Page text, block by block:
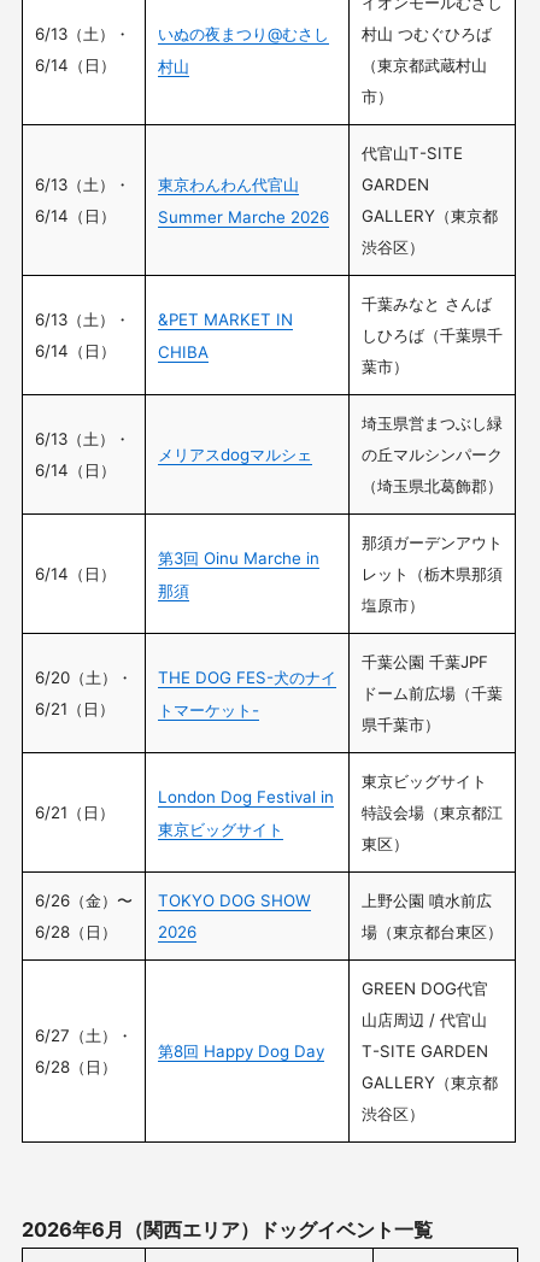
6/13（土）・
6/14（日）
いぬの夜まつり@むさし
村山
村山 つむぐひろば
（東京都武蔵村山
市）
6/13（土）・
6/14（日）
東京わんわん代官山
Summer Marche 2026
代官山T-SITE
GARDEN
GALLERY（東京都
渋谷区）
6/13（土）・
6/14（日）
&PET MARKET IN
CHIBA
千葉みなと さんば
しひろば（千葉県千
葉市）
6/13（土）・
6/14（日）
メリアスdogマルシェ
埼玉県営まつぶし緑
の丘マルシンパーク
（埼玉県北葛飾郡）
6/14（日）
第3回 Oinu Marche in
那須
那須ガーデンアウト
レット
（栃木県那須
塩原市）
6/20（土）・
6/21（日）
THE DOG FES-犬のナイ
トマーケット-
千葉公園 千葉JPF
ドーム前広場（千葉
県千葉市）
6/21（日）
London Dog Festival in
東京ビッグサイト
東京ビッグサイト
特設会場（東京都江
東区）
6/26（金）〜
6/28（日）
TOKYO DOG SHOW
2026
上野公園 噴水前広
場（東京都台東区）
6/27（土）・
6/28（日）
第8回 Happy Dog Day
GREEN DOG代官
山店周辺 / 代官山
T-SITE GARDEN
GALLERY（東京都
渋谷区）
2026年6月（関西エリア）ドッグイベント一覧